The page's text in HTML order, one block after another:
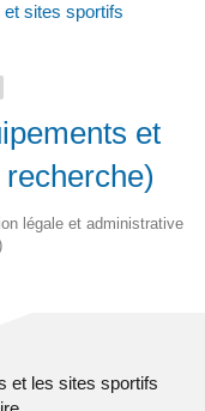
sites sportifs
et
légale et administrative
et les sites sportifs